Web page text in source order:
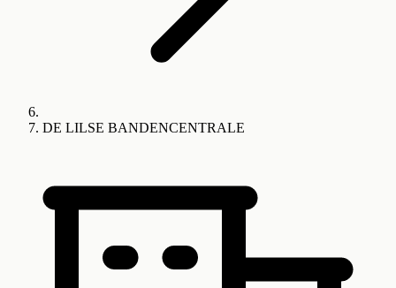
DE LILSE BANDENCENTRALE